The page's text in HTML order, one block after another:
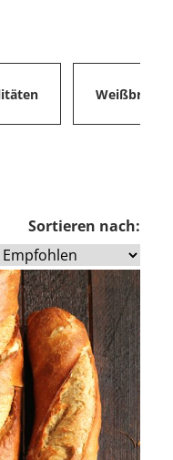
Weißbrote
Sortieren nach: